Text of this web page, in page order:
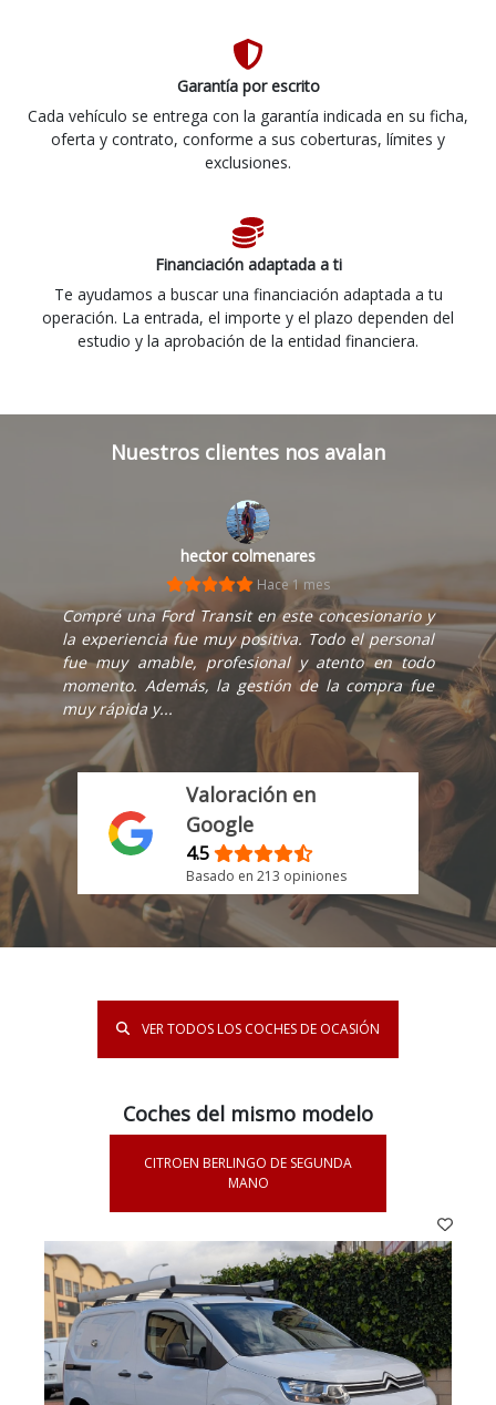
Garantía por escrito
Cada vehículo se entrega con la garantía indicada en su ficha,
oferta y contrato, conforme a sus coberturas, límites y
exclusiones.
Financiación adaptada a ti
Te ayudamos a buscar una financiación adaptada a tu
operación. La entrada, el importe y el plazo dependen del
estudio y la aprobación de la entidad financiera.
Nuestros clientes nos avalan
hector colmenares
Hace 1 mes
Compré una Ford Transit en este concesionario y
la experiencia fue muy positiva. Todo el personal
fue muy amable, profesional y atento en todo
momento. Además, la gestión de la compra fue
muy rápida y...
Valoración en
Google
4.5
Basado en 213 opiniones
VER TODOS LOS COCHES DE OCASIÓN
Coches del mismo modelo
CITROEN BERLINGO DE SEGUNDA
MANO